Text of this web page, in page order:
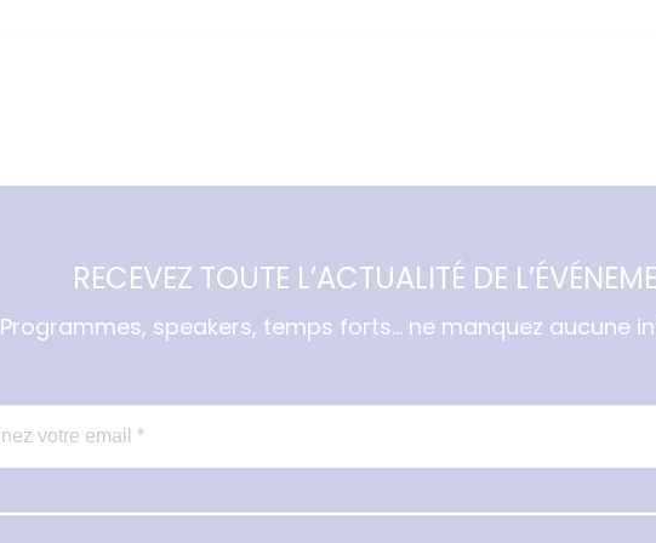
RECEVEZ TOUTE L’ACTUALITÉ DE
Programmes, speakers, temps forts… ne manquez aucune